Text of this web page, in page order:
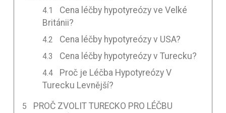
Cena léčby hypotyreózy ve Velké
Británii?
Cena léčby hypotyreózy v USA?
Cena léčby hypotyreózy v Turecku?
Proč je Léčba Hypotyreózy V
Turecku Levnější?
PROČ ZVOLIT TURECKO PRO LÉČBU